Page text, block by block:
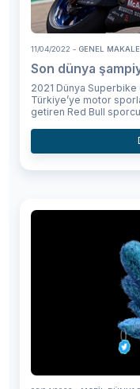
11/04/2022 - GENEL
Son dünya
2021 Dünya Superbike
Türkiye’ye motor
getiren Red Bull